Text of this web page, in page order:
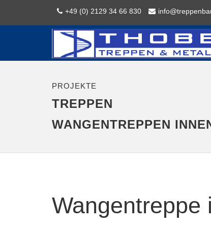
+49 (0) 2129 34 66 830
PROJEKTE
TREPPEN
WANGENTREPPEN
Wangentreppe